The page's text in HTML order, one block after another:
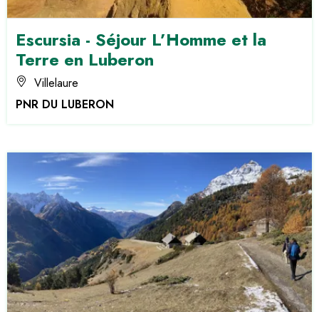
Escursia - Séjour L’Homme et la
Terre en Luberon
Villelaure
PNR DU LUBERON